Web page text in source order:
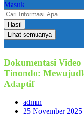
Masuk
Search
...Hasil
Lihat semuanya
Dokumentasi
Tinondo:
Adaptif
admin
25 November 2025